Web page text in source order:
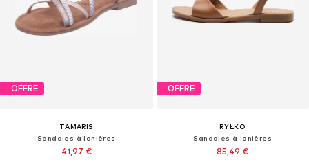
OFFRE
TAMARIS
Sandales à lanières
41,97 €
OFFRE
RYŁKO
Sandales à lanières
85,49 €